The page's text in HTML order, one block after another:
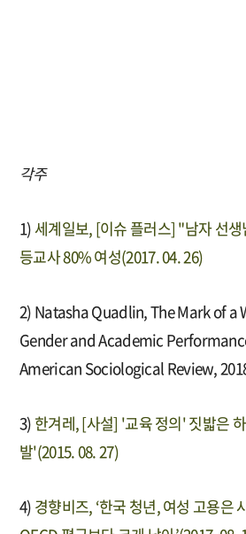
각주
1) 세계일보, [이슈 플러스] "남자 선
등교사 80% 여성(2017. 04. 26)
2) Natasha Quadlin, The Mark of a
Gender and Academic
American Sociological Review,
3) 한겨레, [사설] '교육 정의' 짓밟은
발'(2015. 08. 27)
4) 경향비즈, ‘한국 청년, 여성 고용은